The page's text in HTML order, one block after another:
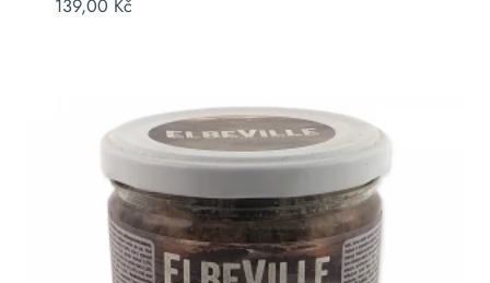
139,00 Kč